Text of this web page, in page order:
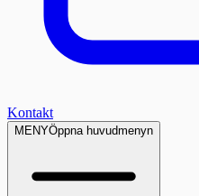
Kontakt
MENYÖppna huvudmenyn